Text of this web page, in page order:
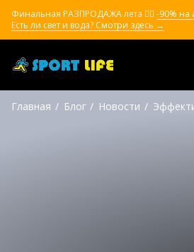
Финальная РАЗПРОДАЖА лета ❤️‍🔥 -90% на
Есть ли свет и вода? Смотри здесь →
Главная Блог Новости